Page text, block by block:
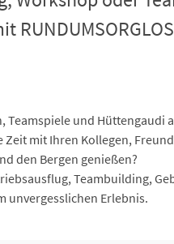
und Hüttengaudi
mit Ihren Kollegen,
den Bergen genießen?
Teambuilding,
unvergesslichen Erlebnis.